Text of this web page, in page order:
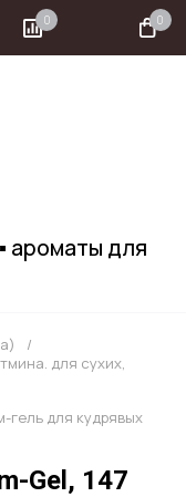
0 0
ароматы для
/
для сухих,
гель для кудрявых
Gel, 147